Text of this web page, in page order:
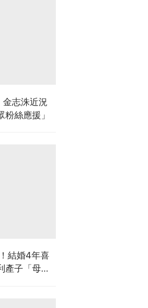
志洙近況
絲應援」
結婚4年喜
產子「母子